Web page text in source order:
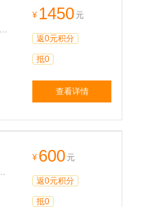
¥ 1450 元
返0元积分
抵0
查看详情
¥ 600 元
返0元积分
抵0